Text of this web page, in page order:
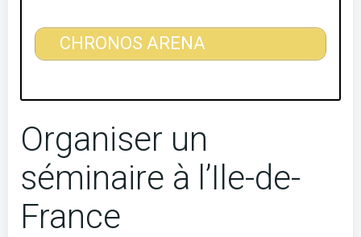
CHRONOS ARENA
Organiser un
séminaire à l’Ile-de-
France